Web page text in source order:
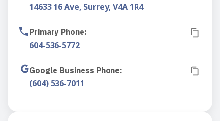
14633 16 Ave, Surrey, V4A 1R4
Primary Phone:
604-536-5772
Google Business Phone:
(604) 536-7011